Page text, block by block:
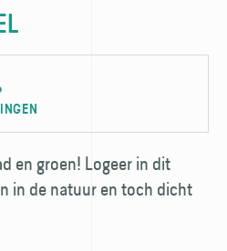
en groen! Logeer in dit
in de natuur en toch dicht